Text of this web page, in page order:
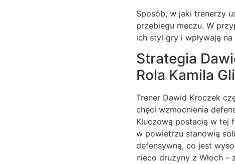
Sposób, w jaki trenerzy
przebiegu meczu. W
ich styl gry i wpływają
Strategia
Rola Kamila
Trener Dawid Kroczek
chęci wzmocnienia
Kluczową postacią w tej
w powietrzu stanowią
defensywną, co jest
nieco drużyny z Włoch